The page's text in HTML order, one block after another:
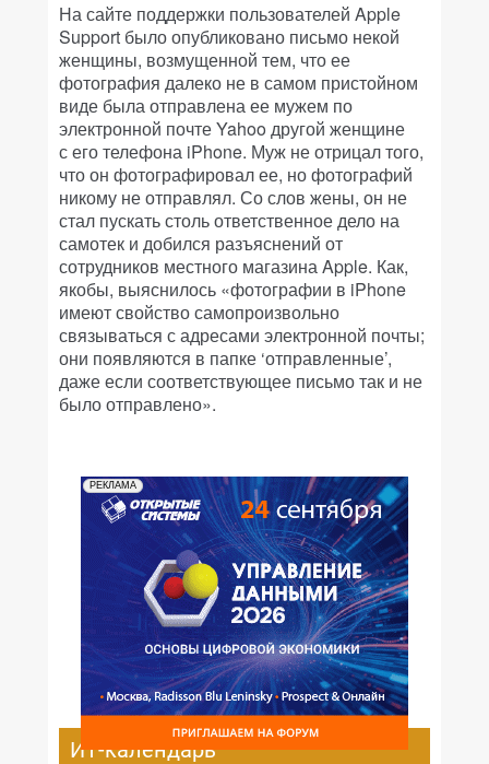
На сайте поддержки пользователей Apple
Support было опубликовано письмо некой
женщины, возмущенной тем, что ее
фотография далеко не в самом пристойном
виде была отправлена ее мужем по
электронной почте Yahoo другой женщине
с его телефона iPhone. Муж не отрицал того,
что он фотографировал ее, но фотографий
никому не отправлял. Со слов жены, он не
стал пускать столь ответственное дело на
самотек и добился разъяснений от
сотрудников местного магазина Apple. Как,
якобы, выяснилось «фотографии в iPhone
имеют свойство самопроизвольно
связываться с адресами электронной почты;
они появляются в папке ‘отправленные’,
даже если соответствующее письмо так и не
было отправлено».
РЕКЛАМА
ИТ-календарь